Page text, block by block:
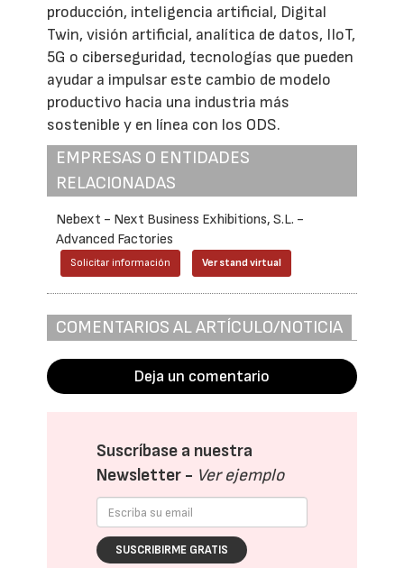
producción, inteligencia artificial, Digital
Twin, visión artificial, analítica de datos, IIoT,
5G o ciberseguridad, tecnologías que pueden
ayudar a impulsar este cambio de modelo
productivo hacia una industria más
sostenible y en línea con los ODS.
EMPRESAS O ENTIDADES
RELACIONADAS
Nebext - Next Business Exhibitions, S.L. -
Advanced Factories
Solicitar información Ver stand virtual
COMENTARIOS AL ARTÍCULO/NOTICIA
Deja un comentario
Suscríbase a nuestra
Newsletter - Ver ejemplo
SUSCRIBIRME GRATIS